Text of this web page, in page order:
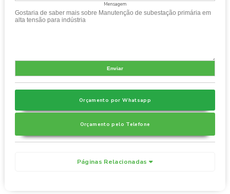
Mensagem
Orçamento por Whatsapp
Orçamento pelo Telefone
Páginas Relacionadas